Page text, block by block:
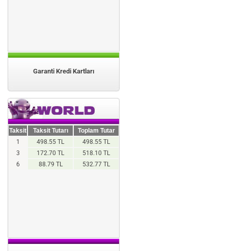
Garanti Kredi Kartları
Taksit Taksit Tutarı
Toplam Tutar
1
498.55 TL
498.55 TL
3
172.70 TL
518.10 TL
6
88.79 TL 532.77 TL